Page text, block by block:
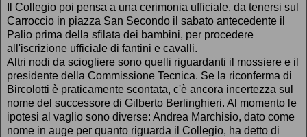
Il Collegio poi pensa a una cerimonia ufficiale, da tenersi sul
Carroccio in piazza San Secondo il sabato antecedente il
Palio prima della sfilata dei bambini, per procedere
all'iscrizione ufficiale di fantini e cavalli.
Altri nodi da sciogliere sono quelli riguardanti il mossiere e il
presidente della Commissione Tecnica. Se la riconferma di
Bircolotti è praticamente scontata, c'è ancora incertezza sul
nome del successore di Gilberto Berlinghieri. Al momento le
ipotesi al vaglio sono diverse: Andrea Marchisio, dato come
nome in auge per quanto riguarda il Collegio, ha detto di